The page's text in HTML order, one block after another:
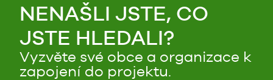
NENAŠLI JSTE, CO
JSTE HLEDALI?
Vyzvěte své obce a organizace k
zapojení do projektu.